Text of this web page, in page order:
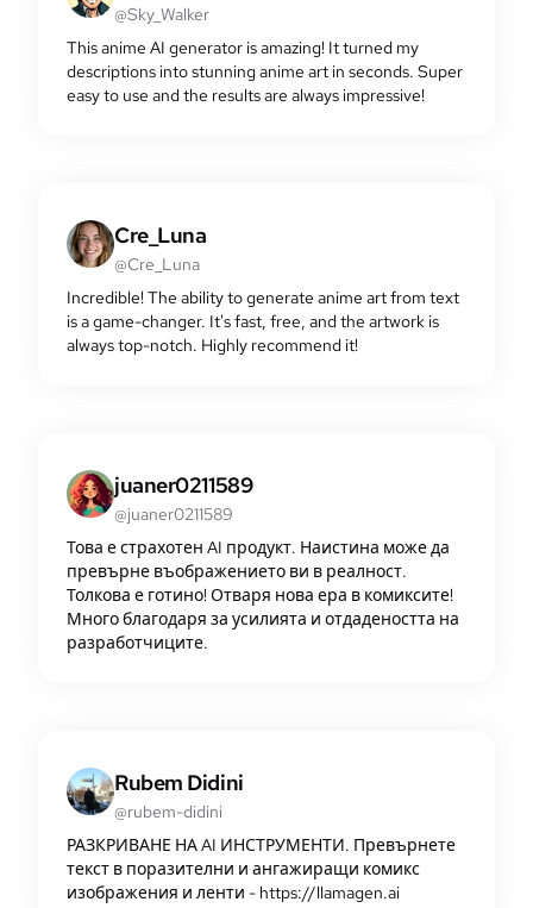
@Sky_Walker
This anime AI generator is amazing! It turned my
descriptions into stunning anime art in seconds. Super
easy to use and the results are always impressive!
Cre_Luna
@Cre_Luna
Incredible! The ability to generate anime art from text
is a game-changer. It's fast, free, and the artwork is
always top-notch. Highly recommend it!
juaner0211589
@juaner0211589
Това е страхотен AI продукт. Наистина може да
превърне въображението ви в реалност.
Толкова е готино! Отваря нова ера в комиксите!
Много благодаря за усилията и отдадеността на
разработчиците.
Rubem Didini
@rubem-didini
РАЗКРИВАНЕ НА AI ИНСТРУМЕНТИ. Превърнете
текст в поразителни и ангажиращи комикс
изображения и ленти - https://llamagen.ai